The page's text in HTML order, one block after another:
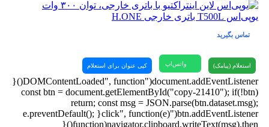
یوپی‌اس T500L باتری خارجی H.ONE
تماس بگیرید
استعلام (پیامک) واتس‌اپ کپی عنوان برای استعلام
document.addEventListener("DOMContentLoaded", function(){
const btn = document.getElementById("copy-21410"); if(!btn)
return; const msg = JSON.parse(btn.dataset.msg);
btn.addEventListener("click", function(e){ e.preventDefault();
navigator.clipboard.writeText(msg).then(function(){